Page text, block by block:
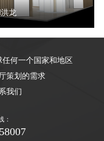
龙
何一个国家和地区
策划的需求
我们
：